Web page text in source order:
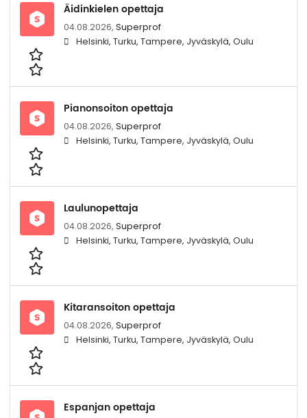
Äidinkielen opettaja
04.08.2026, Superprof
Helsinki, Turku, Tampere, Jyväskylä, Oulu
Pianonsoiton opettaja
04.08.2026, Superprof
Helsinki, Turku, Tampere, Jyväskylä, Oulu
Laulunopettaja
04.08.2026, Superprof
Helsinki, Turku, Tampere, Jyväskylä, Oulu
Kitaransoiton opettaja
04.08.2026, Superprof
Helsinki, Turku, Tampere, Jyväskylä, Oulu
Espanjan opettaja